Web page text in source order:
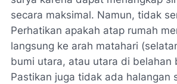
secara maksimal. Namun, tidak
Perhatikan apakah atap rumah
langsung ke arah matahari
bumi utara, atau utara di belahan
Pastikan juga tidak ada halangan